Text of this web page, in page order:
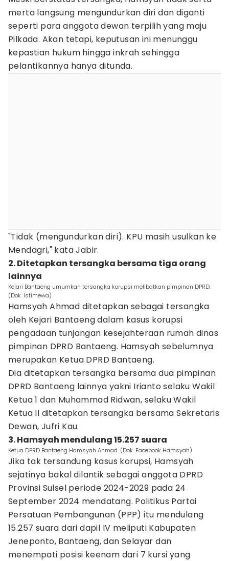
merta langsung mengundurkan diri dan diganti
seperti para anggota dewan terpilih yang maju
Pilkada. Akan tetapi, keputusan ini menunggu
kepastian hukum hingga inkrah sehingga
pelantikannya hanya ditunda.
"Tidak (mengundurkan diri). KPU masih usulkan ke
Mendagri," kata Jabir.
2. Ditetapkan tersangka bersama tiga orang
lainnya
Kejari Bantaeng umumkan tersangka korupsi melibatkan pimpinan DPRD.
(Dok. Istimewa)
Hamsyah Ahmad ditetapkan sebagai tersangka
oleh Kejari Bantaeng dalam kasus korupsi
pengadaan tunjangan kesejahteraan rumah dinas
pimpinan DPRD Bantaeng. Hamsyah sebelumnya
merupakan Ketua DPRD Bantaeng.
Dia ditetapkan tersangka bersama dua pimpinan
DPRD Bantaeng lainnya yakni Irianto selaku Wakil
Ketua 1 dan Muhammad Ridwan, selaku Wakil
Ketua II ditetapkan tersangka bersama Sekretaris
Dewan, Jufri Kau.
3. Hamsyah mendulang 15.257 suara
Ketua DPRD Bantaeng Hamsyah Ahmad. (Dok. Facebook Hamsyah)
Jika tak tersandung kasus korupsi, Hamsyah
sejatinya bakal dilantik sebagai anggota DPRD
Provinsi Sulsel periode 2024-2029 pada 24
September 2024 mendatang. Politikus Partai
Persatuan Pembangunan (PPP) itu mendulang
15.257 suara dari dapil IV meliputi Kabupaten
Jeneponto, Bantaeng, dan Selayar dan
menempati posisi keenam dari 7 kursi yang